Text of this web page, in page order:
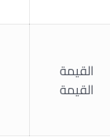
القيمة
القيمة